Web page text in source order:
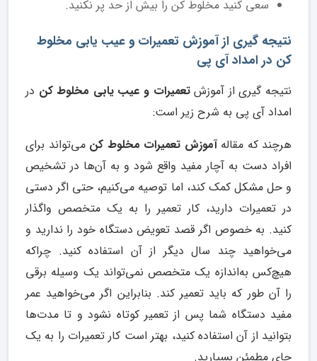
سعی کنید مخلوط کن را بیش از حد پر نکنید.
نتیجه گیری از آموزش تعمیرات و عیب یابی مخلوط
کن در امداد آی پی
نتیجه گیری از آموزشتعمیرات و عیب یابی مخلوط کن در
امداد آی پی به شرح زیر است:
هرچند که مقالهآموزش تعمیرات مخلوط کن می‌تواند برای
افراد دست به آچار مفید واقع شود و به آن‌‌‌‌‌‌‌‌ها در تشخیص
و حل مشکل کمک کند، اما توصیه می‌کنیم، حتی اگر دستی
در تعمیرات دارید، کار تعمیر را به یک متخصص واگذار
کنید. به خصوص اگر قصد تعویض دستگاه خود را ندارید و
می‌خواهید چند سال دیگر از آن استفاده کنید. چراکه
هیچ‌کس به‌اندازه یک متخصص نمی‌تواند یک وسیله برقی
را آن طور که باید تعمیر کند. بنابراین اگر می‌خواهید عمر
مفید دستگاه شما پس از تعمیر کوتاه نشود و تا مدت‌ها
بتوانید از آن استفاده کنید، بهتر است کار تعمیرات را به یک
جای مطمئن بسپارید.